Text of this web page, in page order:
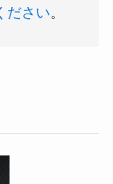
ださい。